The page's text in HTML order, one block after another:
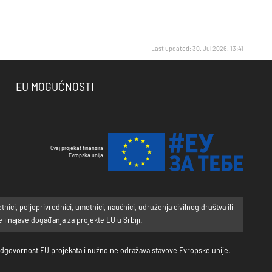
Last updated: 30. Jul 2026. 13:41
EU MOGUĆNOSTI
Ovaj projekat finansira
Evropska unija
poljoprivrednici, umetnici, naučnici, udruženja civilnog društva ili
najave događanja za projekte EU u Srbiji.
EU projekata i nužno ne odražava stavove Evropske unije.